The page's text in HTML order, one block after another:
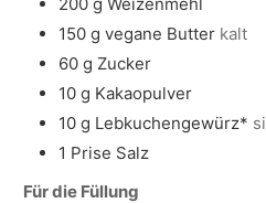
150 g vegane Butter kalt
60 g Zucker
10 g Kakaopulver
10 g Lebkuchengewürz*
1 Prise Salz
Für die Füllung